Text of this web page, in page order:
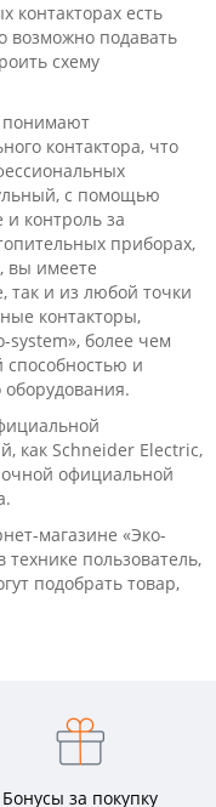
контакторах есть
возможно подавать
схему
понимают
контактора, что
с помощью
и контроль за
приборах,
вы имеете
так и из любой точки
контакторы,
system», более чем
и
оборудования.
как Schneider Electric,
официальной
магазине «Эко-
пользователь,
подобрать товар,
Бонусы за покупку